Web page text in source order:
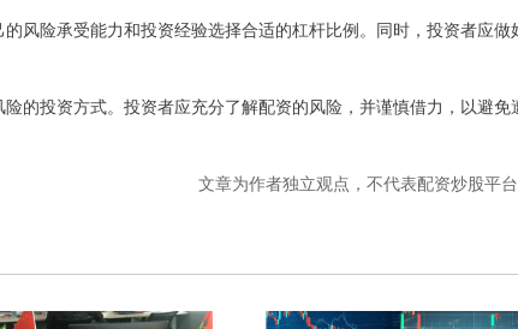
风险承受能力和投资经验选择合适的杠杆比例。同时，投资者应做
的投资方式。投资者应充分了解配资的风险，并谨慎借力，以避免
文章为作者独立观点，不代表配资炒股平